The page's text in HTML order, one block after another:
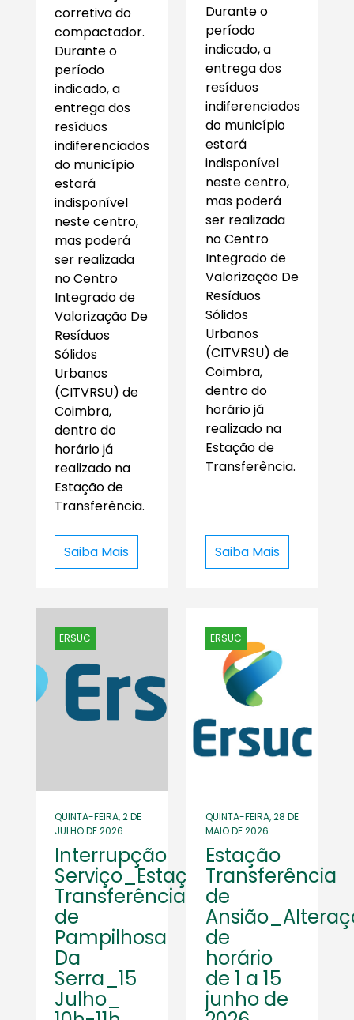
corretiva do
compactador.
Durante o
período
indicado, a
entrega dos
resíduos
indiferenciados
do município
estará
indisponível
neste centro,
mas poderá
ser realizada
no Centro
Integrado de
Valorização De
Resíduos
Sólidos
Urbanos
(CITVRSU) de
Coimbra,
dentro do
horário já
realizado na
Estação de
Transferência.
Saiba Mais
Durante o
período
indicado, a
entrega dos
resíduos
indiferenciados
do município
estará
indisponível
neste centro,
mas poderá
ser realizada
no Centro
Integrado de
Valorização De
Resíduos
Sólidos
Urbanos
(CITVRSU) de
Coimbra,
dentro do
horário já
realizado na
Estação de
Transferência.
Saiba Mais
ERSUC
QUINTA-FEIRA, 2 DE
JULHO DE 2026
Interrupção
Serviço_Estação
Transferência
de
Pampilhosa
Da
Serra_15
Julho_
ERSUC
QUINTA-FEIRA, 28 DE
MAIO DE 2026
Estação
Transferência
de
de
horário
de 1 a 15
junho de